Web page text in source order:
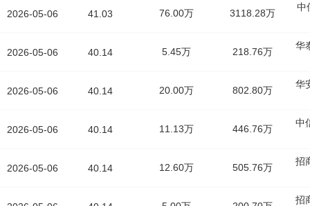
2026-05-06
2026-05-06
2026-05-06
2026-05-06
2026-05-06
41.03 76.00万 3118.28万
中
40.14 5.45万 218.76万
华
40.14 20.00万 802.80万
华
40.14 11.13万 446.76万
中
40.14 12.60万 505.76万
招
招